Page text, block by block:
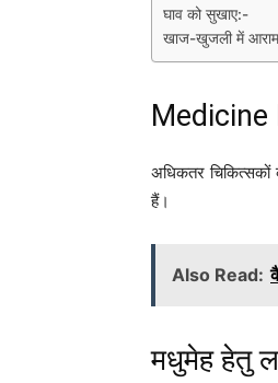
घाव को सुखाए:-
खाज-खुजली में
Medicine
अधिकतर
हैं।
Also Read:
मधुमेह हेतु